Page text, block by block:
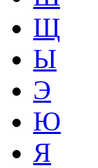
Щ
Ы
Э
Ю
Я